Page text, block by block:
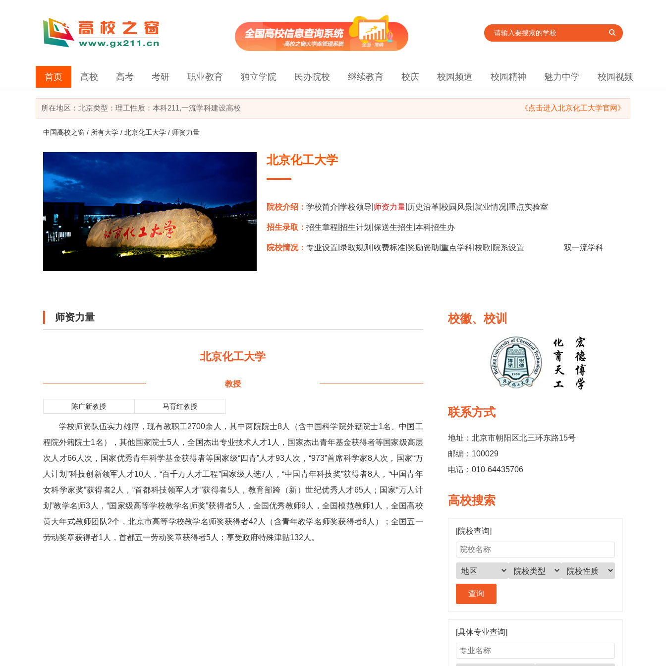
首页 高校 高考 考研 职业教育 独立学院 民办院校 继续教育 校庆 校园频道 校园精神 魅力中学 校园视频
所在地区： 北京类型： 理工性质：本科211,一流学科建设高校 《点击进入北京化工大学官网》
中国高校之窗 / 所有大学 / 北京化工大学 / 师资力量
北京化工大学
院校介绍：学校简介 |学校领导 师资力量 历史沿革 |校园风景 就业情况 |重点实验室
招生录取：招生章程 |招生计划 |保送生招生 |本科招生办
院校情况：专业设置 |录取规则 |收费标准 |奖励资助 |重点学科 |校歌 院系设置 双一流学科
师资力量
北京化工大学
教授
陈广新教授 马育红教授
学校师资队伍实力雄厚，现有教职工2700余人，其中两院院士8人（含中国科学院外籍院士1名、中国工
程院外籍院士1名），其他国家院士5人，全国杰出专业技术人才1人，国家杰出青年基金获得者等国家级高层
次人才66人次，国家优秀青年科学基金获得者等国家级“四青”人才93人次，“973”首席科学家8人次，国家“万
人计划”科技创新领军人才10人，“百千万人才工程”国家级人选7人，“中国青年科技奖”获得者8人，“中国青年
女科学家奖”获得者2人，“首都科技领军人才”获得者5人，教育部跨（新）世纪优秀人才65人；国家“万人计
划”教学名师3人，“国家级高等学校教学名师奖”获得者5人，全国优秀教师9人，全国模范教师1人，全国高校
黄大年式教师团队2个，北京市高等学校教学名师奖获得者42人（含青年教学名师奖获得者6人）；全国五一
劳动奖章获得者1人，首都五一劳动奖章获得者5人；享受政府特殊津贴132人。
校徽、校训
联系方式
地址：北京市朝阳区北三环东路15号
邮编：100029
电话：010-64435706
高校搜索
[院校查询]
[具体专业查询]